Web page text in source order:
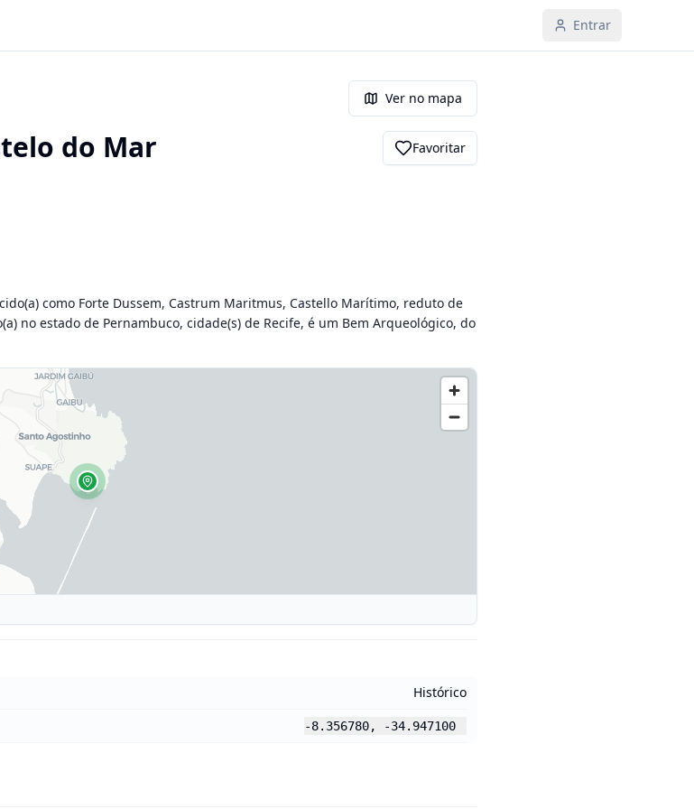
Entrar
Ver no mapa
do Mar Favoritar
como Forte Dussem, Castrum Maritmus, Castello Marítimo, reduto de
no estado de Pernambuco, cidade(s) de Recife, é um Bem Arqueológico, do
Histórico
-8.356780, -34.947100